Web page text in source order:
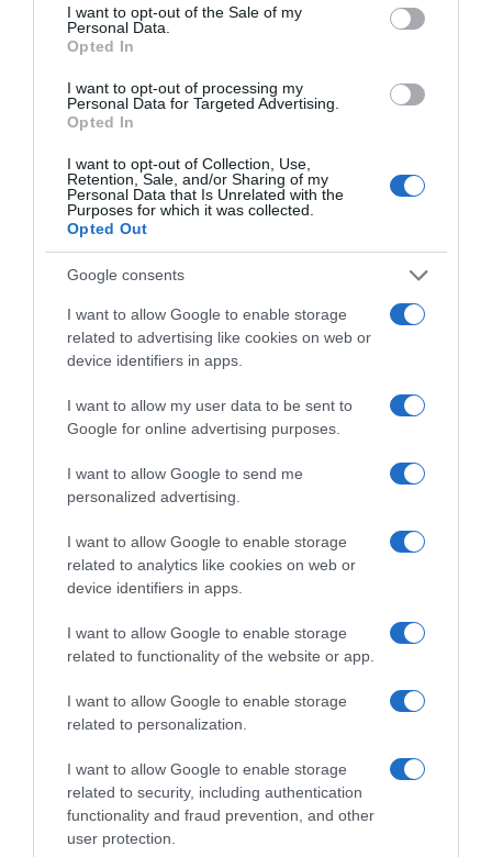
consent section.
I want to opt-out of the Sale of my
Personal Data.
Opted In
I want to opt-out of processing my
Personal Data for Targeted Advertising.
Opted In
I want to opt-out of Collection, Use,
Retention, Sale, and/or Sharing of my
Personal Data that Is Unrelated with the
Purposes for which it was collected.
Opted Out
Google consents
I want to allow Google to enable storage
related to advertising like cookies on web or
device identifiers in apps.
I want to allow my user data to be sent to
Google for online advertising purposes.
I want to allow Google to send me
personalized advertising.
I want to allow Google to enable storage
related to analytics like cookies on web or
device identifiers in apps.
I want to allow Google to enable storage
related to functionality of the website or app.
I want to allow Google to enable storage
related to personalization.
I want to allow Google to enable storage
related to security, including authentication
functionality and fraud prevention, and other
user protection.
Share
ΝΤΟΝΑΛΝΤ ΤΡΑΜΠ
ΣΧΟΛΙΑ